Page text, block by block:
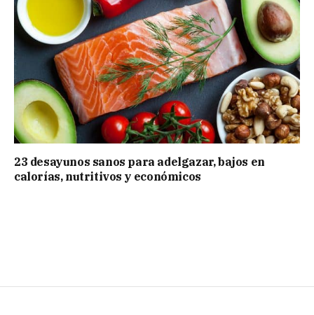
23 desayunos sanos para adelgazar, bajos en
calorías, nutritivos y económicos